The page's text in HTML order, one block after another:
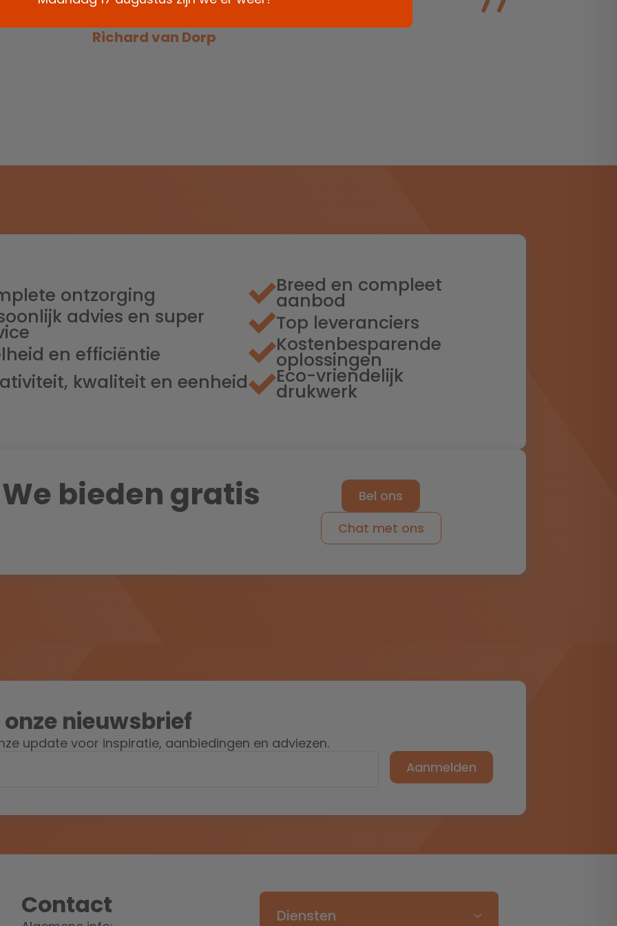
Richard van Dorp
ontzorging
advies en super
en efficiëntie
kwaliteit en eenheid
Breed en compleet
aanbod
Top leveranciers
Kostenbesparende
oplossingen
Eco-vriendelijk
drukwerk
bieden gratis
Bel ons
Chat met ons
nieuwsbrief
update voor inspiratie, aanbiedingen en adviezen.
Aanmelden
Contact Diensten